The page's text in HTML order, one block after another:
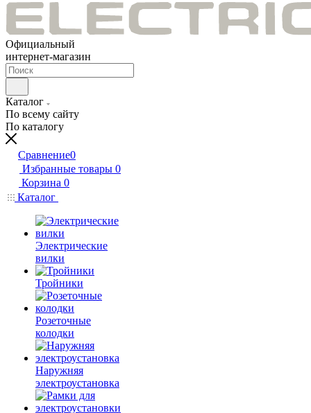
Официальный
интернет-магазин
Каталог
По всему сайту
По каталогу
Сравнение0
Избранные товары 0
Корзина 0
Каталог
Электрические
вилки
Тройники
Розеточные
колодки
Наружняя
электроустановка